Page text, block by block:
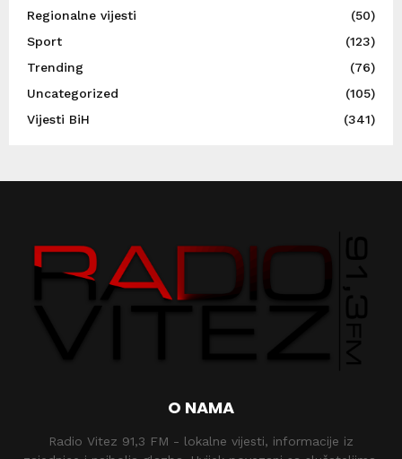
Regionalne vijesti
(50)
Sport
(123)
Trending
(76)
Uncategorized
(105)
Vijesti BiH
(341)
O NAMA
Radio Vitez 91,3 FM - lokalne vijesti, informacije iz